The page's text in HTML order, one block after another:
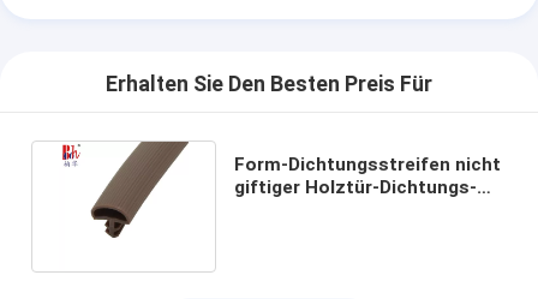
Erhalten Sie Den Besten Preis Für
Form-Dichtungsstreifen nicht
giftiger Holztür-Dichtungs-